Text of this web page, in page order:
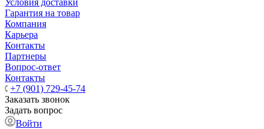
Условия доставки
Гарантия на товар
Компания
Карьера
Контакты
Партнеры
Вопрос-ответ
Контакты
+7 (901) 729-45-74
Заказать звонок
Задать вопрос
Войти